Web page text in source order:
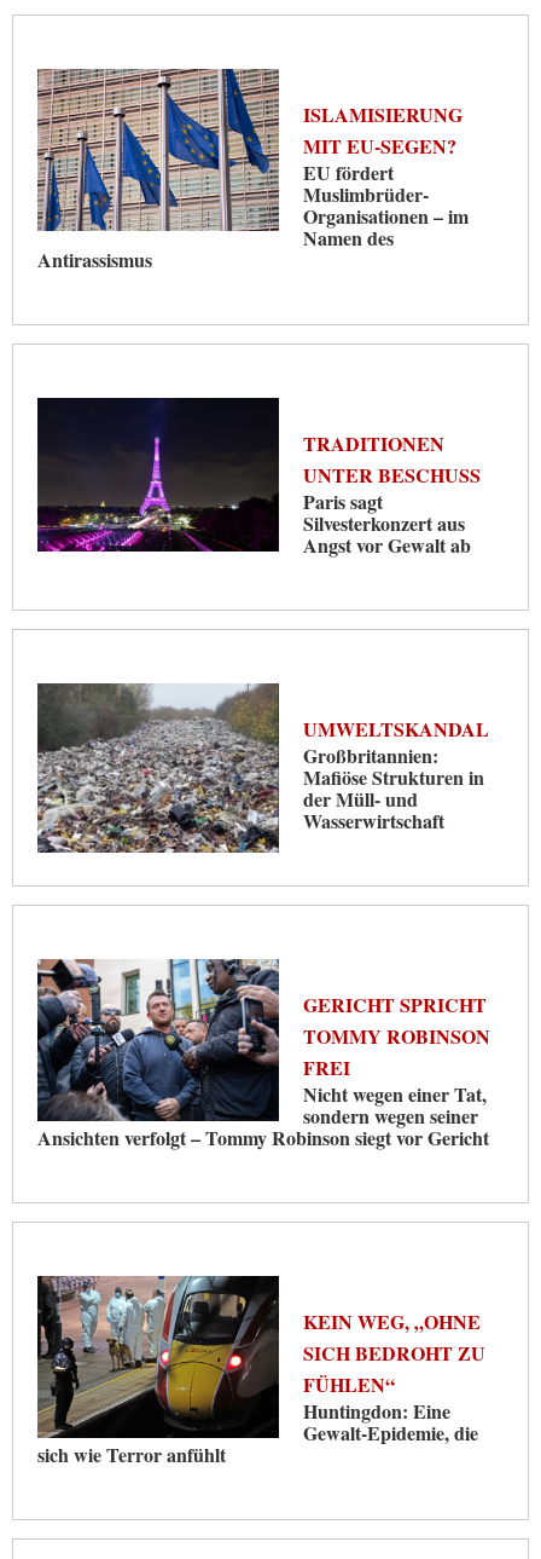
ISLAMISIERUNG
MIT EU-SEGEN?
EU fördert
Muslimbrüder-
Organisationen – im
Namen des
Antirassismus
TRADITIONEN
UNTER BESCHUSS
Paris sagt
Silvesterkonzert aus
Angst vor Gewalt ab
UMWELTSKANDAL
Großbritannien:
Mafiöse Strukturen in
der Müll- und
Wasserwirtschaft
GERICHT SPRICHT
TOMMY ROBINSON
FREI
Nicht wegen einer Tat,
sondern wegen seiner
Ansichten verfolgt – Tommy Robinson siegt vor Gericht
KEIN WEG, „OHNE
SICH BEDROHT ZU
FÜHLEN“
Huntingdon: Eine
Gewalt-Epidemie, die
sich wie Terror anfühlt